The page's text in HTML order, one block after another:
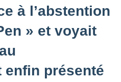
à l’abstention
» et voyait
enfin présenté